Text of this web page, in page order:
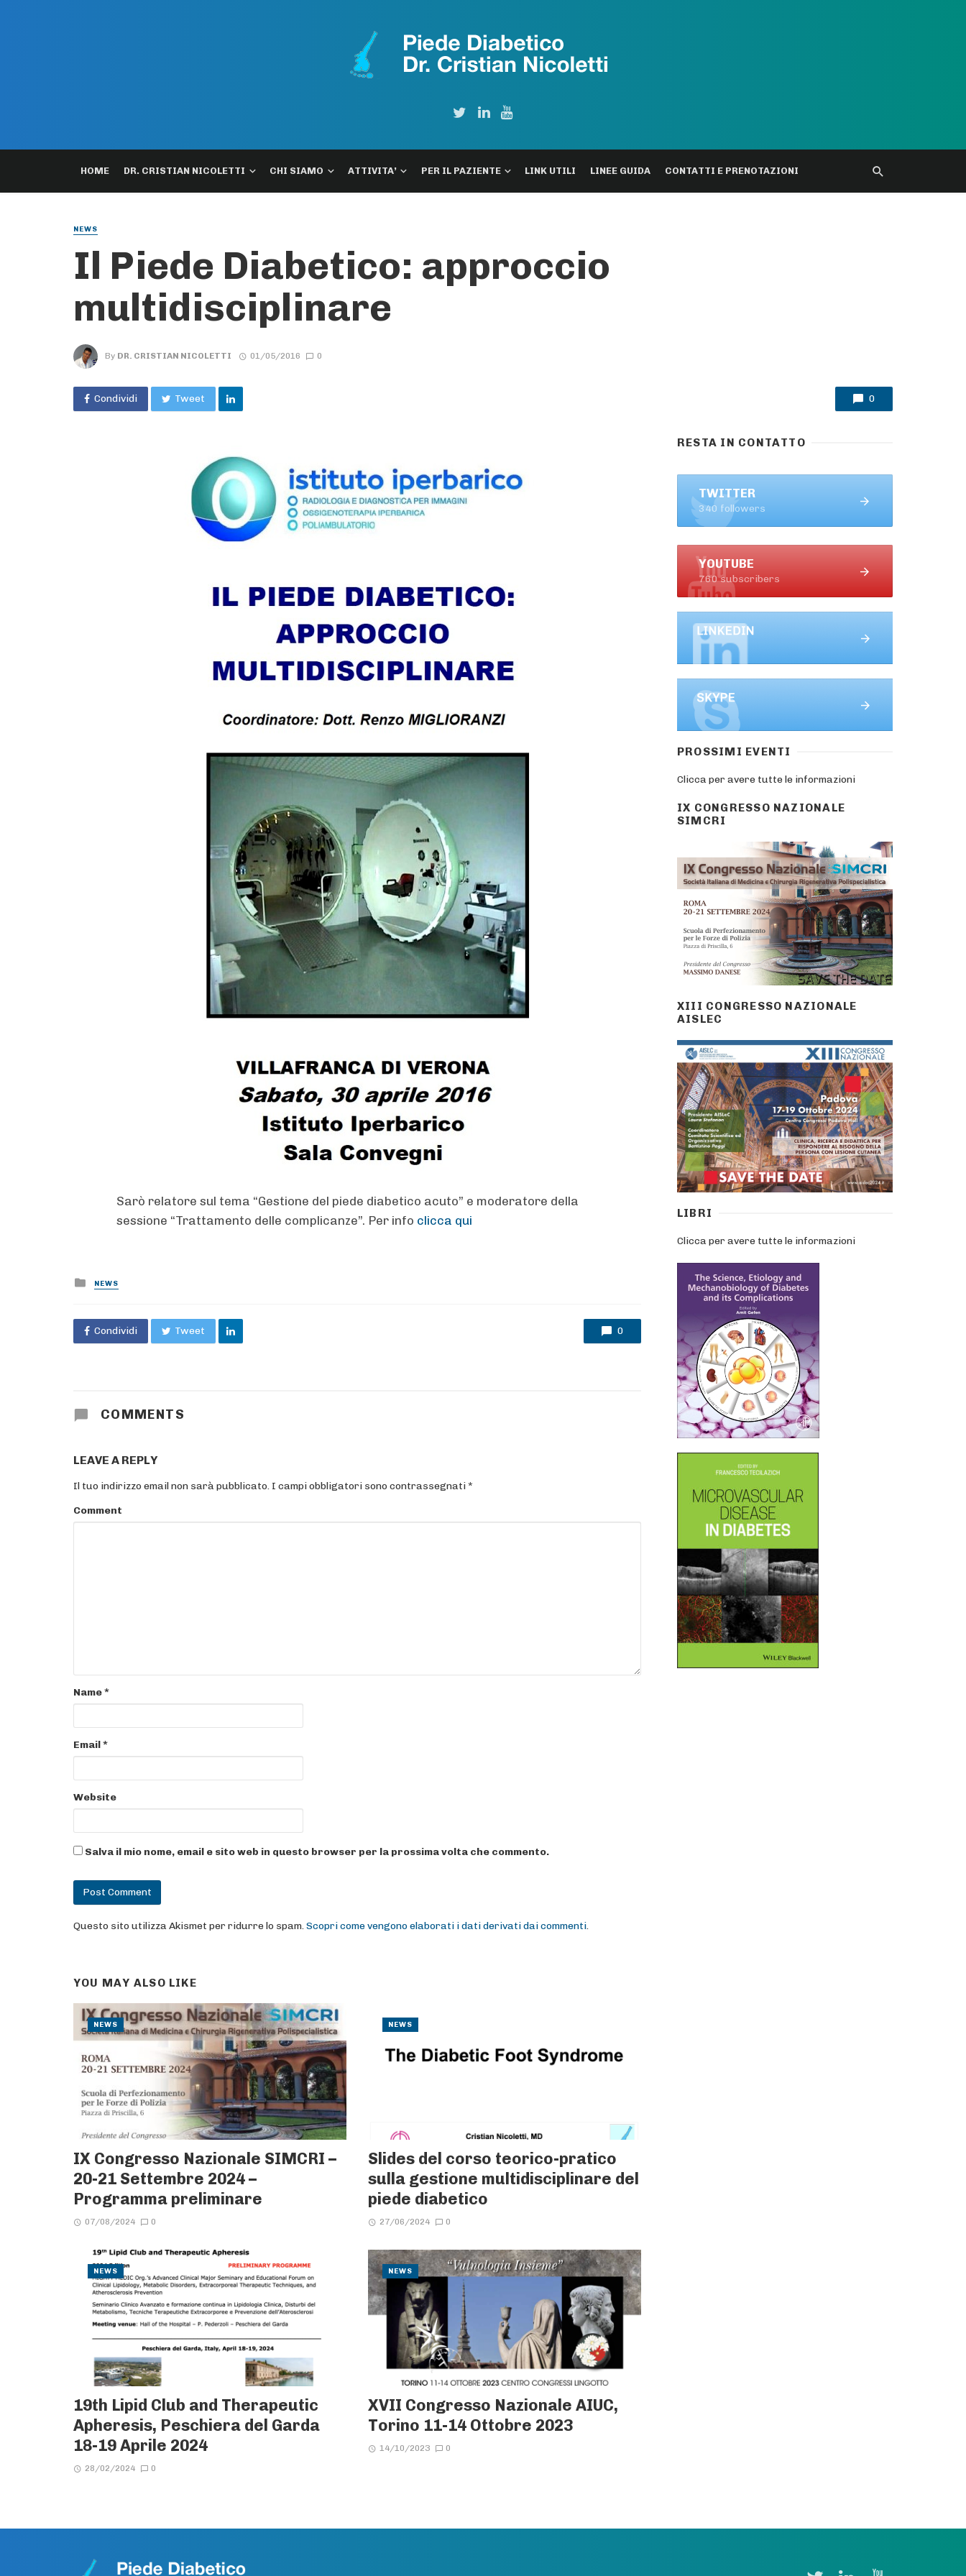
HOME DR. CRISTIAN NICOLETTI CHI SIAMO ATTIVITA’ PER IL PAZIENTE LINK UTILI LINEE GUIDA CONTATTI E PRENOTAZIONI
NEWS
Il Piede Diabetico: approccio
multidisciplinare
By DR. CRISTIAN NICOLETTI 01/05/2016 0
Condividi Tweet 0
Sarò relatore sul tema “Gestione del piede diabetico acuto” e moderatore della
sessione “Trattamento delle complicanze”. Per info clicca qui
Posted
in
NEWS
Condividi Tweet 0
COMMENTS
LEAVE A REPLY
Il tuo indirizzo email non sarà pubblicato. I campi obbligatori sono contrassegnati*
Comment
Name*
Email*
Website
Salva il mio nome, email e sito web in questo browser per la prossima volta che commento.
Questo sito utilizza Akismet per ridurre lo spam.Scopri come vengono elaborati i dati derivati dai commenti.
YOU MAY ALSO LIKE
IX Congresso Nazionale SIMCRI –
20-21 Settembre 2024 –
Programma preliminare
07/08/2024 0
NEWS
Slides del corso teorico-pratico
sulla gestione multidisciplinare del
piede diabetico
27/06/2024 0
NEWS
19th Lipid Club and Therapeutic
Apheresis, Peschiera del Garda
18-19 Aprile 2024
28/02/2024 0
NEWS
XVII Congresso Nazionale AIUC,
Torino 11-14 Ottobre 2023
14/10/2023 0
NEWS
RESTA IN CONTATTO
TWITTER
340 followers
YOUTUBE
760 subscribers
PROSSIMI EVENTI
Clicca per avere tutte le informazioni
IX CONGRESSO NAZIONALE
SIMCRI
XIII CONGRESSO NAZIONALE
AISLEC
LIBRI
Clicca per avere tutte le informazioni